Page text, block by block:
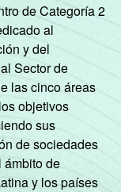
de Categoría 2
al
y del
Sector de
las cinco áreas
objetivos
sus
de sociedades
ámbito de
y los países